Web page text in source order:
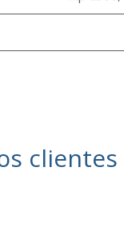
clientes